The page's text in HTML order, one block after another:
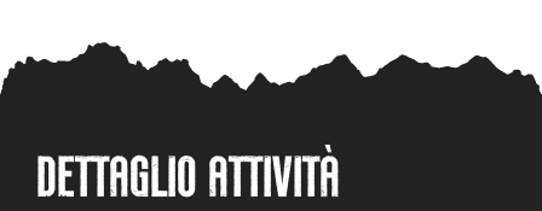
DETTAGLIO ATTIVITÀ